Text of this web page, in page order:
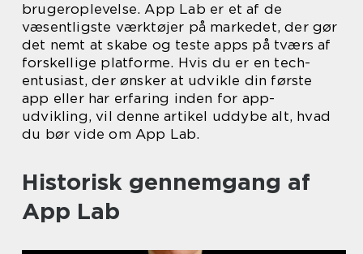
brugeroplevelse. App Lab er et af de
væsentligste værktøjer på markedet, der gør
det nemt at skabe og teste apps på tværs af
forskellige platforme. Hvis du er en tech-
entusiast, der ønsker at udvikle din første
app eller har erfaring inden for app-
udvikling, vil denne artikel uddybe alt, hvad
du bør vide om App Lab.
Historisk gennemgang af
App Lab